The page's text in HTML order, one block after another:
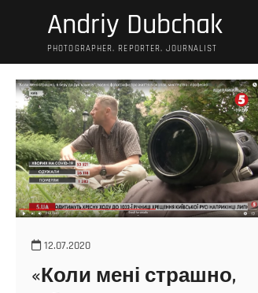
p
Andriy Dubchak
PHOTOGRAPHER. REPORTER. JOURNALIST
12.07.2020
«Коли мені страшно,